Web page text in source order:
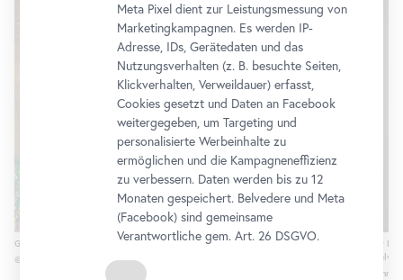
Gustav Klimt, Liebespaar (Kuss), 1908 (vollendet 1909)
© Belvedere, Wien
Franz Xaver
1777/83,
Foto:
Meta Pixel dient zur Leistungsmessung von
Marketingkampagnen. Es werden IP-
Adresse, IDs, Gerätedaten und das
Nutzungsverhalten (z. B. besuchte Seiten,
Klickverhalten, Verweildauer) erfasst,
Cookies gesetzt und Daten an Facebook
weitergegeben, um Targeting und
personalisierte Werbeinhalte zu
ermöglichen und die Kampagneneffizienz
zu verbessern. Daten werden bis zu 12
Monaten gespeichert. Belvedere und Meta
(Facebook) sind gemeinsame
Verantwortliche gem.Art. 26 DSGVO.